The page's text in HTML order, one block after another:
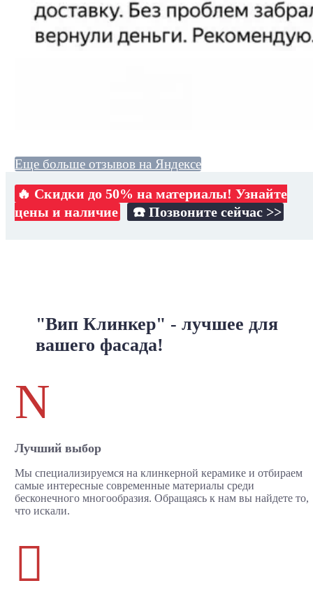
Еще больше отзывов на Яндексе
🔥 Скидки до 50% на материалы! Узнайте
цены и наличие
☎️ Позвоните сейчас >>
"Вип Клинкер" - лучшее для
вашего фасада!
N
Лучший выбор
Мы специализируемся на клинкерной керамике и отбираем
самые интересные современные материалы среди
бесконечного многообразия. Обращаясь к нам вы найдете то,
что искали.
